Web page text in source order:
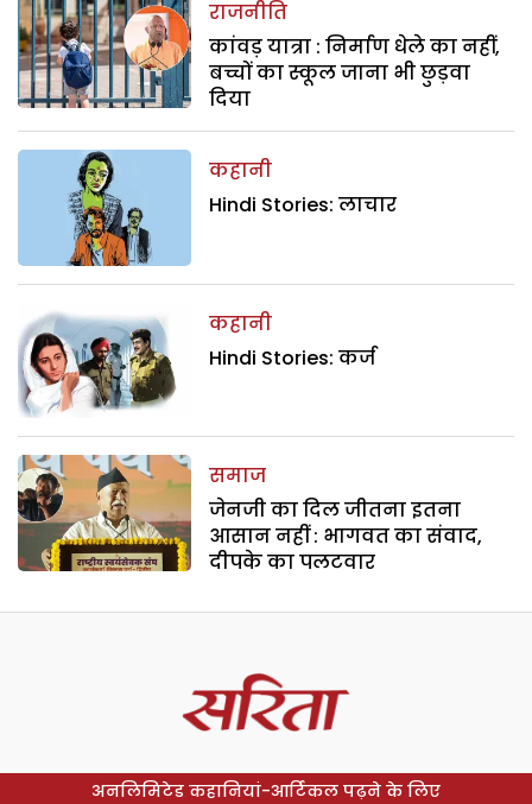
राजनीति
कांवड़ यात्रा : निर्माण धेले का नहीं,
बच्चों का स्कूल जाना भी छुड़वा
दिया
कहानी
Hindi Stories: लाचार
कहानी
Hindi Stories: कर्ज
समाज
जेनजी का दिल जीतना इतना
आसान नहीं : भागवत का संवाद,
दीपके का पलटवार
अनलिमिटेड कहानियां-आर्टिकल पढ़ने के लिए